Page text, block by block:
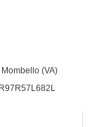
(VA)